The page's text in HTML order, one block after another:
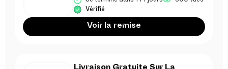
Vérifié
Voir la remise